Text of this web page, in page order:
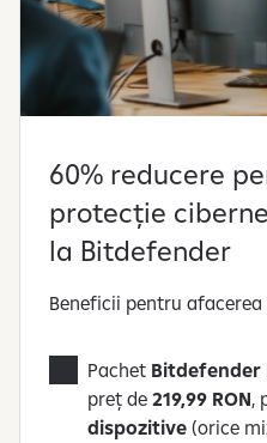
60% reducere
protecție
la Bitdefender
Beneficii pentru afacerea
Pachet Bitdefender
preț de 219,99 RON,
dispozitive (orice